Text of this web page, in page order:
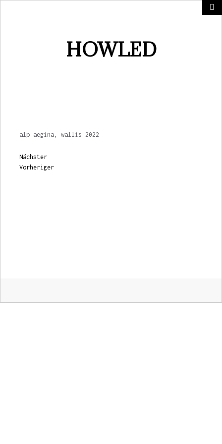
HOWLED
alp aegina, wallis 2022
Nächster
Vorheriger